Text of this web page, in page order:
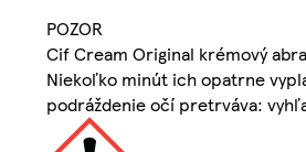
POZOR
Cif Cream Original krémový
Niekoľko minút ich opatrne
podráždenie očí pretrváva: